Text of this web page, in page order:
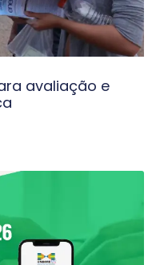
avaliação e